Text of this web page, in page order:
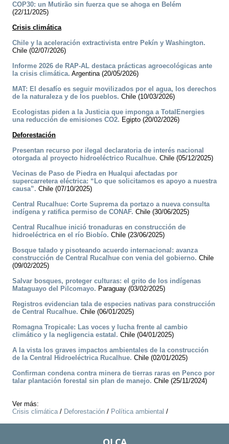
COP30: un Mutirão sin fuerza que se ahoga en Belém
(22/11/2025)
Crisis climática
Chile y la aceleración extractivista entre Pekín y Washington.
Chile (02/07/2026)
Informe 2026 de RAP-AL destaca prácticas agroecológicas ante
la crisis climática. Argentina (20/05/2026)
MAT: El desafío es seguir movilizados por el agua, los derechos
de la naturaleza y de los pueblos. Chile (10/03/2026)
Ecologistas piden a la Justicia que imponga a TotalEnergies
una reducción de emisiones CO2. Egipto (20/02/2026)
Deforestación
Presentan recurso por ilegal declaratoria de interés nacional
otorgada al proyecto hidroeléctrico Rucalhue. Chile (05/12/2025)
Vecinas de Paso de Piedra en Hualqui afectadas por
supercarretera eléctrica: “Lo que solicitamos es apoyo a nuestra
causa”. Chile (07/10/2025)
Central Rucalhue: Corte Suprema da portazo a nueva consulta
indígena y ratifica permiso de CONAF. Chile (30/06/2025)
Central Rucalhue inició tronaduras en construcción de
hidroeléctrica en el río Biobío. Chile (23/06/2025)
Bosque talado y pisoteando acuerdo internacional: avanza
construcción de Central Rucalhue con venia del gobierno. Chile
(09/02/2025)
Salvar bosques, proteger culturas: el grito de los indígenas
Mataguayo del Pilcomayo. Paraguay (03/02/2025)
Registros evidencian tala de especies nativas para construcción
de Central Rucalhue. Chile (06/01/2025)
Romagna Tropicale: Las voces y lucha frente al cambio
climático y la negligencia estatal. Chile (04/01/2025)
A la vista los graves impactos ambientales de la construcción
de la Central Hidroeléctrica Rucalhue. Chile (02/01/2025)
Confirman condena contra minera de tierras raras en Penco por
talar plantación forestal sin plan de manejo. Chile (25/11/2024)
Ver más:
Crisis climática/ Deforestación / Política ambiental /